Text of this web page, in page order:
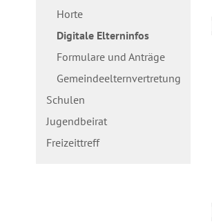
Horte
Digitale Elterninfos
Formulare und Anträge
Gemeindeelternvertretung
Schulen
Jugendbeirat
Freizeittreff